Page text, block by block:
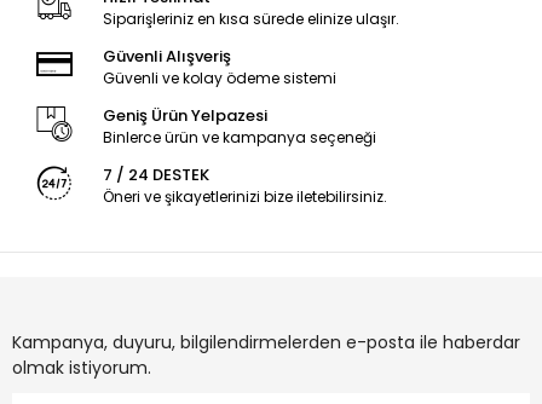
Siparişleriniz en kısa sürede elinize ulaşır.
Güvenli Alışveriş
Güvenli ve kolay ödeme sistemi
Geniş Ürün Yelpazesi
Binlerce ürün ve kampanya seçeneği
7 / 24 DESTEK
Öneri ve şikayetlerinizi bize iletebilirsiniz.
Kampanya, duyuru, bilgilendirmelerden e-posta ile haberdar
olmak istiyorum.